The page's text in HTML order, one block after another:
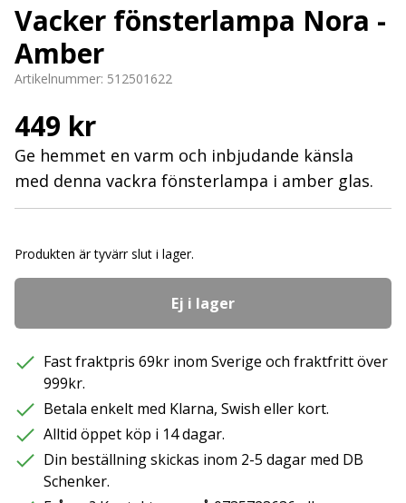
Vacker fönsterlampa Nora -
Amber
Artikelnummer: 512501622
449 kr
Ge hemmet en varm och inbjudande känsla
med denna vackra fönsterlampa i amber glas.
Produkten är tyvärr slut i lager.
Ej i lager
Fast fraktpris 69kr inom Sverige och fraktfritt över
999kr.
Betala enkelt med Klarna, Swish eller kort.
Alltid öppet köp i 14 dagar.
Din beställning skickas inom 2-5 dagar med DB
Schenker.